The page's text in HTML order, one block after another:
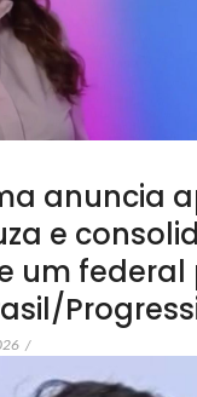
anuncia
e
um federal
/